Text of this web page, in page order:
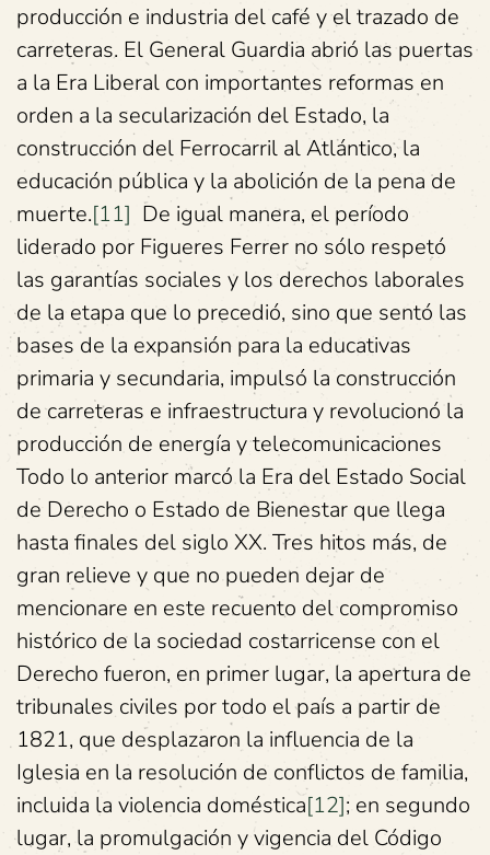
producción e industria del café y el trazado de
carreteras. El General Guardia abrió las puertas
a la Era Liberal con importantes reformas en
orden a la secularización del Estado, la
construcción del Ferrocarril al Atlántico, la
educación pública y la abolición de la pena de
muerte.[11] De igual manera, el período
liderado por Figueres Ferrer no sólo respetó
las garantías sociales y los derechos laborales
de la etapa que lo precedió, sino que sentó las
bases de la expansión para la educativas
primaria y secundaria, impulsó la construcción
de carreteras e infraestructura y revolucionó la
producción de energía y telecomunicaciones
Todo lo anterior marcó la Era del Estado Social
de Derecho o Estado de Bienestar que llega
hasta finales del siglo XX. Tres hitos más, de
gran relieve y que no pueden dejar de
mencionare en este recuento del compromiso
histórico de la sociedad costarricense con el
Derecho fueron, en primer lugar, la apertura de
tribunales civiles por todo el país a partir de
1821, que desplazaron la influencia de la
Iglesia en la resolución de conflictos de familia,
incluida la violencia doméstica[12]; en segundo
lugar, la promulgación y vigencia del Código